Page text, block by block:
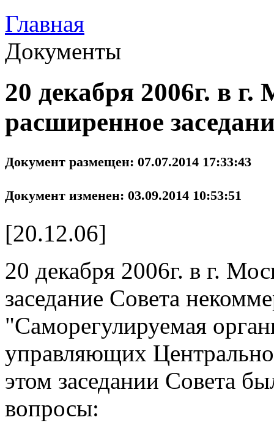
Главная
Документы
20 декабря 2006г. в г.
расширенное
Документ размещен: 07.07.2014 17:33:43
Документ изменен: 03.09.2014 10:53:51
[20.12.06]
20 декабря 2006г. в г.
заседание Совета
"Саморегулируемая
управляющих
этом заседании Совета
вопросы: